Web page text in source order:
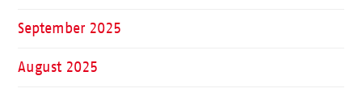
September 2025
August 2025